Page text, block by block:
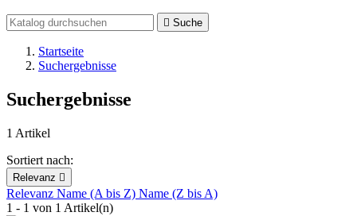
 Suche
Startseite
Suchergebnisse
Suchergebnisse
1 Artikel
Sortiert nach:
Relevanz 
Relevanz Name (A bis Z) Name (Z bis A)
1 - 1 von 1 Artikel(n)